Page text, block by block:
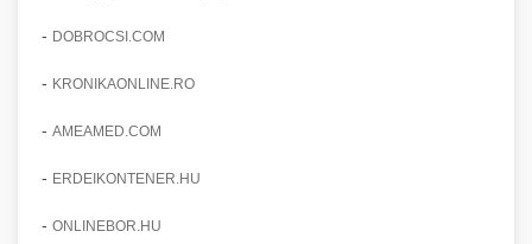
- DOBROCSI.COM
- KRONIKAONLINE.RO
- AMEAMED.COM
- ERDEIKONTENER.HU
- ONLINEBOR.HU